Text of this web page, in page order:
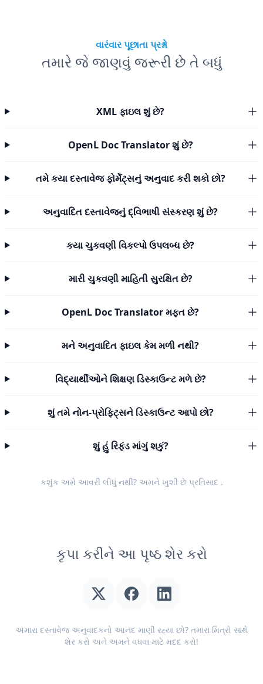
વારંવાર પૂછાતા પ્રશ્નો
તમારે જે જાણવું જરૂરી છે તે બધું
XML ફાઇલ શું છે?
OpenL Doc Translator શું છે?
તમે કયા દસ્તાવેજ ફોર્મેટ્સનું અનુવાદ કરી શકો છો?
અનુવાદિત દસ્તાવેજનું દ્વિભાષી સંસ્કરણ શું છે?
કયા ચુકવણી વિકલ્પો ઉપલબ્ધ છે?
મારી ચુકવણી માહિતી સુરક્ષિત છે?
OpenL Doc Translator મફત છે?
મને અનુવાદિત ફાઇલ કેમ મળી નથી?
વિદ્યાર્થીઓને શિક્ષણ ડિસ્કાઉન્ટ મળે છે?
શું તમે નોન-પ્રોફિટ્સને ડિસ્કાઉન્ટ આપો છો?
શું હું રિફંડ માંગું શકું?
કશુંક અમે આવરી લીધું નથી? અમને ખુશી છે પ્રતિસાદ .
કૃપા કરીને આ પૃષ્ઠ શેર કરો
અમારા દસ્તાવેજ અનુવાદકનો આનંદ માણી રહ્યા છો? તમારા મિત્રો સાથે
શેર કરો અને અમને વધવા માટે મદદ કરો!